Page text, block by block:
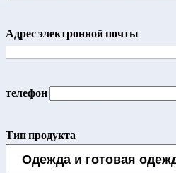
Адрес электронной почты
телефон
Тип продукта